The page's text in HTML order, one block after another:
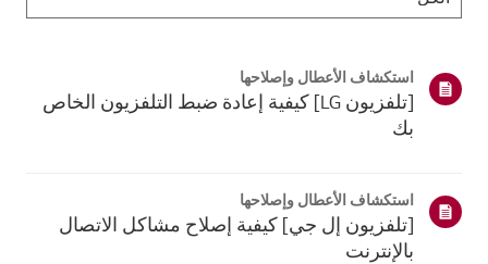
استكشاف الأعطال وإصلاحها
[تلفزيون LG] كيفية إعادة ضبط التلفزيون الخاص
بك
استكشاف الأعطال وإصلاحها
[تلفزيون إل جي] كيفية إصلاح مشاكل الاتصال
بالإنترنت